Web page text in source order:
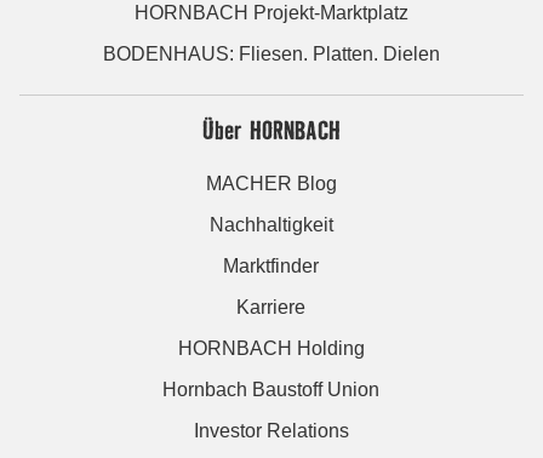
HORNBACH Projekt-Marktplatz
BODENHAUS: Fliesen. Platten. Dielen
Über HORNBACH
MACHER Blog
Nachhaltigkeit
Marktfinder
Karriere
HORNBACH Holding
Hornbach Baustoff Union
Investor Relations